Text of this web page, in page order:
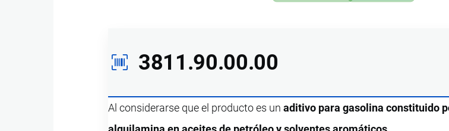
3811.90.00.00
Al considerarse que el producto es unaditivo para gasolina constituido